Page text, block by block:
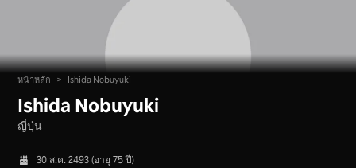
หน้าหลัก > Ishida Nobuyuki
Ishida Nobuyuki
ญี่ปุ่น
30 ส.ค. 2493 (อายุ 75 ปี)